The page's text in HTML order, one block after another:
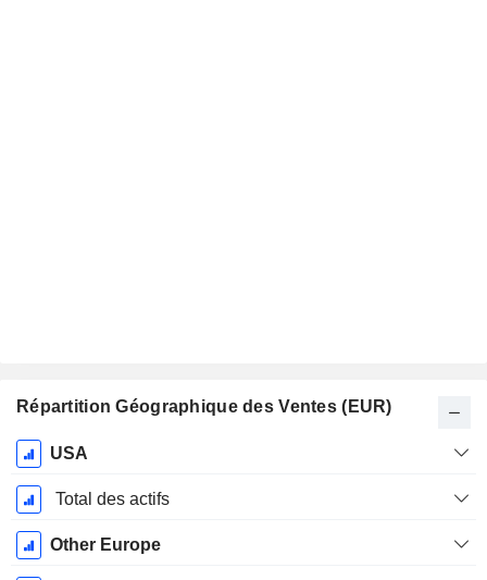
Répartition Géographique des Ventes (EUR)
Période
Fiscale:
Décembre
USA
Total des actifs
Other Europe